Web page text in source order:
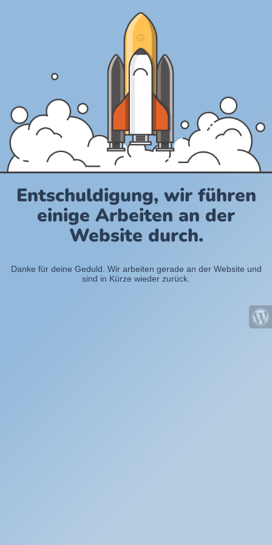
Entschuldigung, wir führen
einige Arbeiten an der
Website durch.
Danke für deine Geduld. Wir arbeiten gerade an der Website und
sind in Kürze wieder zurück.